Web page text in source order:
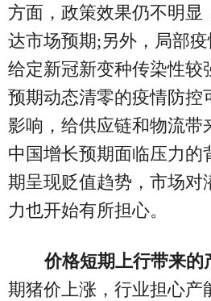
方面，政策效果仍不明显
达市场预期;另外，局部
给定新冠新变种传染性较
预期动态清零的疫情防控
影响，给供应链和物流带
中国增长预期面临压力的
期呈现贬值趋势，市场对
力也开始有所担心。
价格短期上行带来的
期猪价上涨，行业担心产